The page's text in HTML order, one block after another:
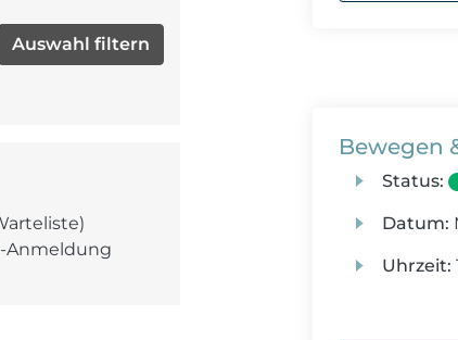
Anmeldung
Bewegen
Status:
Datum:
Uhrzeit: